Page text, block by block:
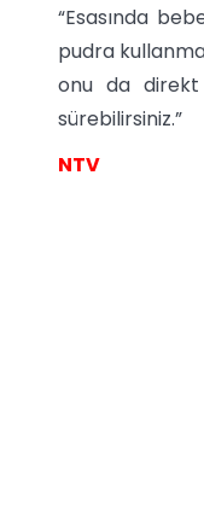
“Esasında
pudra
onu da
sürebilirsiniz.”
NTV